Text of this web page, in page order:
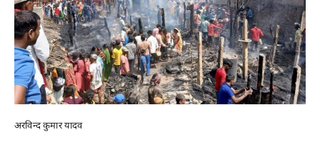
अरविन्द कुमार यादव